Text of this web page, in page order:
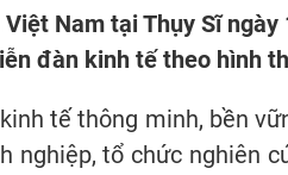
Nam tại Thụy Sĩ
đàn kinh tế theo hình
tế thông minh, bền
nghiệp, tổ chức nghiên